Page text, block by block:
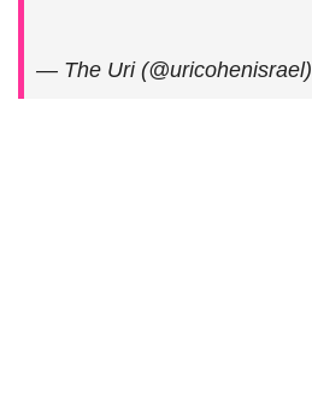
— The Uri (@uricohenisrael)